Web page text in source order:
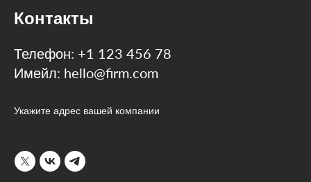
Контакты
Телефон: +1 123 456 78
Имейл: hello@firm.com
Укажите адрес вашей компании